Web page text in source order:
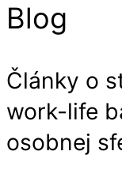
Blog
Články o
work-life
osobnej